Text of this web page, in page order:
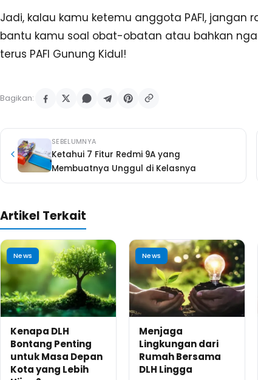
Jadi, kalau kamu ketemu anggota PAFI, jangan
bantu kamu soal obat-obatan atau bahkan
terus PAFI Gunung Kidul!
Bagikan:
SEBELUMNYA
Ketahui 7 Fitur Redmi 9A yang
Membuatnya Unggul di Kelasnya
Artikel Terkait
News
Kenapa DLH
Bontang Penting
untuk Masa Depan
Kota yang Lebih
News
Menjaga
Lingkungan dari
Rumah Bersama
DLH Lingga